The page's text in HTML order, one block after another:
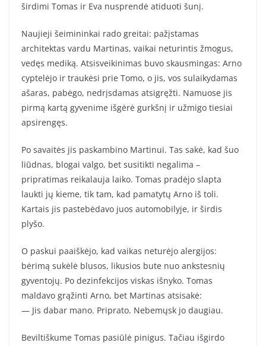
širdimi Tomas ir Eva nusprendė atiduoti šunį.
Naujieji šeimininkai rado greitai: pažįstamas
architektas vardu Martinas, vaikai neturintis žmogus,
vedęs mediką. Atsisveikinimas buvo skausmingas: Arno
cyptelėjo ir traukėsi prie Tomo, o jis, vos sulaikydamas
ašaras, pabėgo, nedrįsdamas atsigręžti. Namuose jis
pirmą kartą gyvenime išgėrė gurkšnį ir užmigo tiesiai
apsirengęs.
Po savaitės jis paskambino Martinui. Tas sakė, kad šuo
liūdnas, blogai valgo, bet susitikti negalima –
pripratimas reikalauja laiko. Tomas pradėjo slapta
laukti jų kieme, tik tam, kad pamatytų Arno iš toli.
Kartais jis pastebėdavo juos automobilyje, ir širdis
plyšo.
O paskui paaiškėjo, kad vaikas neturėjo alergijos:
bėrimą sukėlė blusos, likusios bute nuo ankstesnių
gyventojų. Po dezinfekcijos viskas išnyko. Tomas
maldavo grąžinti Arno, bet Martinas atsisakė:
— Jis dabar mano. Priprato. Nebemųsk jo daugiau.
Beviltiškume Tomas pasiūlė pinigus. Tačiau išgirdo